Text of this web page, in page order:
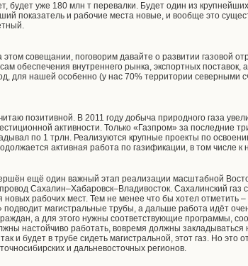
будет уже 180 млн т перевалки. Будет один из
показатель и рабочие места новые, и вообще это
этом совещании, поговорим давайте о развитии газовой
обеспечения внутреннего рынка, экспортных
для нашей особенно (у нас 70% территории северными
позитивной. В 2011 году добыча природного газа
активности. Только «Газпром» за последние
по 1 трлн. Реализуются крупные проекты по
активная работа по газификации, в том числе
ещё один важный этап реализации масштабной
Сахалин–Хабаровск–Владивосток. Сахалинский
новых рабочих мест. Тем не менее что бы хотел отметить
магистральные трубы, а дальше работа идёт
а для этого нужны соответствующие программы,
настойчиво работать, вовремя должны
и будет в трубе сидеть магистральной, этот газ. Но
и дальневосточных регионов.